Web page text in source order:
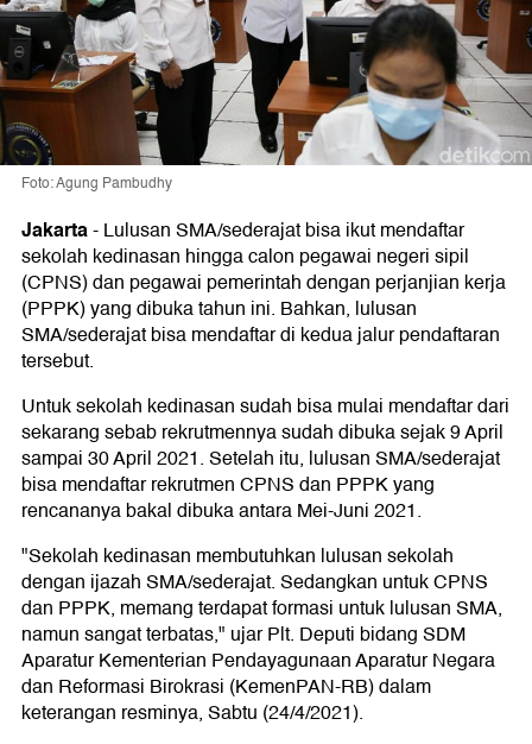
Foto: Agung Pambudhy
Jakarta-Lulusan SMA/sederajat bisa ikut mendaftar
sekolah kedinasan hingga calon pegawai negeri sipil
(CPNS) dan pegawai pemerintah dengan perjanjian kerja
(PPPK) yang dibuka tahun ini. Bahkan, lulusan
SMA/sederajat bisa mendaftar di kedua jalur pendaftaran
tersebut.
Untuk sekolah kedinasan sudah bisa mulai mendaftar dari
sekarang sebab rekrutmennya sudah dibuka sejak 9 April
sampai 30 April 2021. Setelah itu, lulusan SMA/sederajat
bisa mendaftar rekrutmen CPNS dan PPPK yang
rencananya bakal dibuka antara Mei-Juni 2021.
"Sekolah kedinasan membutuhkan lulusan sekolah
dengan ijazah SMA/sederajat. Sedangkan untuk CPNS
dan PPPK, memang terdapat formasi untuk lulusan SMA,
namun sangat terbatas," ujar Plt. Deputi bidang SDM
Aparatur Kementerian Pendayagunaan Aparatur Negara
dan Reformasi Birokrasi (KemenPAN-RB) dalam
keterangan resminya, Sabtu (24/4/2021).